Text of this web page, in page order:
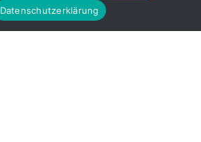
Datenschutzerklärung